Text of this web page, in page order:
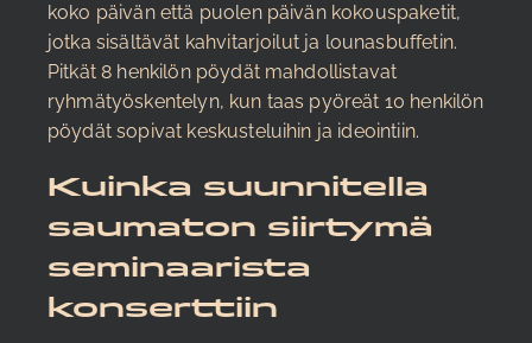
koko päivän että puolen päivän kokouspaketit,
jotka sisältävät kahvitarjoilut ja lounasbuffetin.
Pitkät 8 henkilön pöydät mahdollistavat
ryhmätyöskentelyn, kun taas pyöreät 10 henkilön
pöydät sopivat keskusteluihin ja ideointiin.
Kuinka suunnitella
saumaton siirtymä
seminaarista
konserttiin